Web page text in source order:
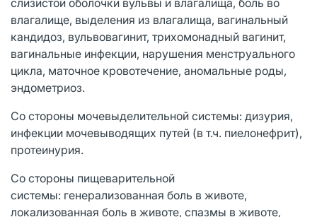
влагалище, выделения из влагалища, вагинальный
кандидоз, вульвовагинит, трихомонадный вагинит,
вагинальные инфекции, нарушения менструального
цикла, маточное кровотечение, аномальные роды,
эндометриоз.
Со стороны мочевыделительной системы: дизурия,
инфекции мочевыводящих путей (в т.ч. пиелонефрит),
протеинурия.
Со стороны пищеварительной
системы: генерализованная боль в животе,
локализованная боль в животе, спазмы в животе,